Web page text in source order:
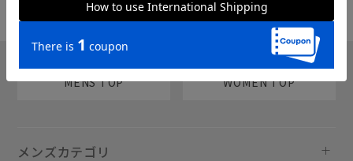
MENS TOP WOMEN TOP
メンズカテゴリ